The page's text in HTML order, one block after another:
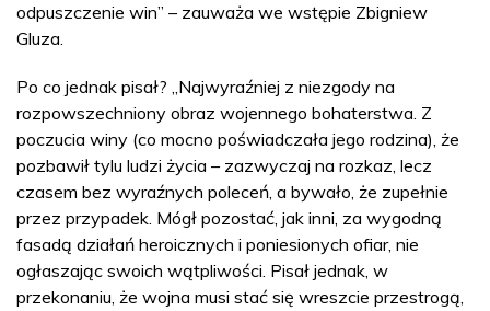
odpuszczenie win” – zauważa we wstępie Zbigniew
Gluza.
Po co jednak pisał? „Najwyraźniej z niezgody na
rozpowszechniony obraz wojennego bohaterstwa. Z
poczucia winy (co mocno poświadczała jego rodzina), że
pozbawił tylu ludzi życia – zazwyczaj na rozkaz, lecz
czasem bez wyraźnych poleceń, a bywało, że zupełnie
przez przypadek. Mógł pozostać, jak inni, za wygodną
fasadą działań heroicznych i poniesionych ofiar, nie
ogłaszając swoich wątpliwości. Pisał jednak, w
przekonaniu, że wojna musi stać się wreszcie przestrogą,